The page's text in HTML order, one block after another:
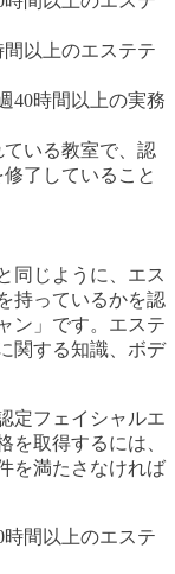
以上のエステテ
40時間以上の実務
いる教室で、認
了していること
同じように、エス
持っているかを認
ン」です。エステ
関する知識、ボデ
定フェイシャルエ
を取得するには、
を満たさなければ
間以上のエステ